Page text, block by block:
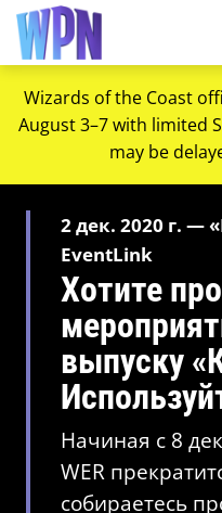
Wizards of the Coast
August 3–7 with limited
may be
2 дек. 2020 г. —
EventLink
Хотите
выпуску
Начиная с 8
WER
собираетесь